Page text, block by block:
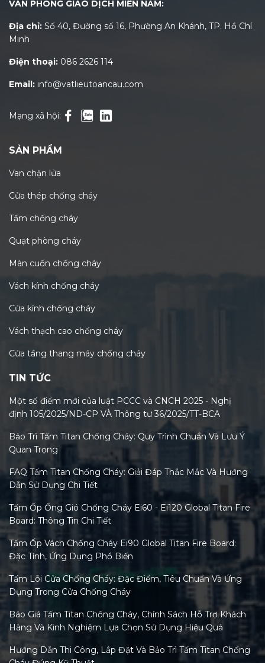
VĂN PHÒNG GIAO DỊCH MIỀN NAM:
Địa chỉ: Số 40, Đường số 16, Phường An Khánh, TP. Hồ Chí
Minh
Điện thoại: 086 2626 114
Email: info@vatlieutoancau.com
Mạng xã hội:
SẢN PHẨM
Van chặn lửa
Cửa thép chống cháy
Tấm chống cháy
Quạt phòng cháy
Màn cuốn chống cháy
Vách kính chống cháy
Cửa kính chống cháy
Vách thạch cao chống cháy
Cửa tầng thang máy chống cháy
TIN TỨC
Một số điểm mới của luật PCCC và CNCH 2025 - Nghị
định 105/2025/ND-CP VÀ Thông tư 36/2025/TT-BCA
Bảo Trì Tấm Titan Chống Cháy: Quy Trình Chuẩn Và Lưu Ý
Quan Trọng
FAQ Tấm Titan Chống Cháy: Giải Đáp Thắc Mắc Và Hướng
Dẫn Sử Dụng Chi Tiết
Tấm Ốp Ống Gió Chống Cháy Ei60 - Ei120 Global Titan Fire
Board: Thông Tin Chi Tiết
Tấm Ốp Vách Chống Cháy Ei90 Global Titan Fire Board:
Đặc Tính, Ứng Dụng Phổ Biến
Tấm Lõi Cửa Chống Cháy: Đặc Điểm, Tiêu Chuẩn Và Ứng
Dụng Trong Cửa Chống Cháy
Báo Giá Tấm Titan Chống Cháy, Chính Sách Hỗ Trợ Khách
Hàng Và Kinh Nghiệm Lựa Chọn Sử Dụng Hiệu Quả
Hướng Dẫn Thi Công, Lắp Đặt Và Bảo Trì Tấm Titan Chống